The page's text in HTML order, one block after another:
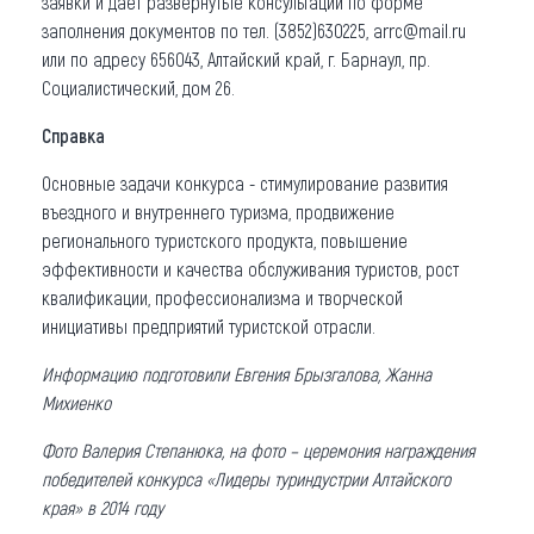
заполнения документов по тел. (3852)630225, arrc@mail.ru
или по адресу 656043, Алтайский край, г. Барнаул, пр.
Социалистический, дом 26.
Справка
Основные задачи конкурса - стимулирование развития
въездного и внутреннего туризма, продвижение
регионального туристского продукта, повышение
эффективности и качества обслуживания туристов, рост
квалификации, профессионализма и творческой
инициативы предприятий туристской отрасли.
Информацию подготовили Евгения Брызгалова, Жанна
Михиенко
Фото Валерия Степанюка, на фото – церемония награждения
победителей конкурса «Лидеры туриндустрии Алтайского
края» в 2014 году